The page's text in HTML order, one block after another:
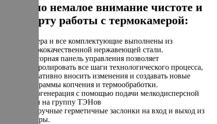
Уделено немалое внимание чистоте и
комфорту работы с термокамерой:
Камера и все комплектующие выполнены из
высококачественной нержавеющей стали.
Сенсорная панель управления позволяет
контролировать все шаги технологического процесса,
оперативно вносить изменения и создавать новые
программы копчения и термообработки.
Парогенерация с помощью подачи мелкодисперсной
воды на группу ТЭНов
Две ручные герметичные заслонки на вход и выход из
камеры.